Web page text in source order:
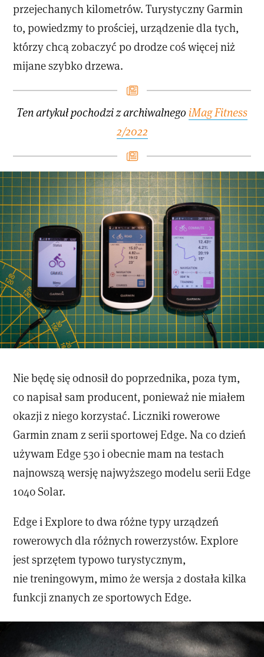
przejechanych kilometrów. Turystyczny Garmin
to, powiedzmy to prościej, urządzenie dla tych,
którzy chcą zobaczyć po drodze coś więcej niż
mijane szybko drzewa.
Ten artykuł pochodzi z archiwalnego iMag Fitness
2/2022
Nie będę się odnosił do poprzednika, poza tym,
co napisał sam producent, ponieważ nie miałem
okazji z niego korzystać. Liczniki rowerowe
Garmin znam z serii sportowej Edge. Na co dzień
używam Edge 530 i obecnie mam na testach
najnowszą wersję najwyższego modelu serii Edge
1040 Solar.
Edge i Explore to dwa różne typy urządzeń
rowerowych dla różnych rowerzystów. Explore
jest sprzętem typowo turystycznym,
nie treningowym, mimo że wersja 2 dostała kilka
funkcji znanych ze sportowych Edge.